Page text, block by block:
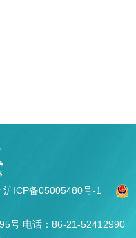
沪ICP备05005480号-1
号 电话：86-21-52412990